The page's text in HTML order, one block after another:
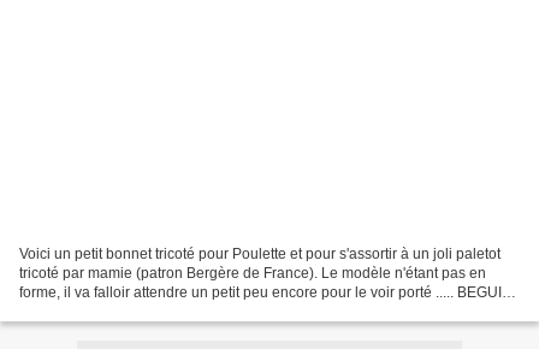
Voici un petit bonnet tricoté pour Poulette et pour s'assortir à un joli paletot
tricoté par mamie (patron Bergère de France). Le modèle n'étant pas en
forme, il va falloir attendre un petit peu encore pour le voir porté ..... BEGUIN